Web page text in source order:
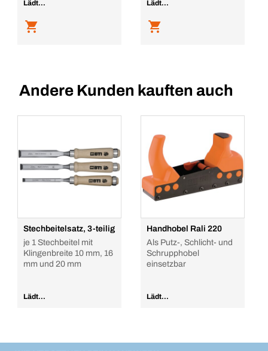
Lädt... Lädt...
Andere Kunden kauften auch
Stechbeitelsatz, 3-teilig
je 1 Stechbeitel mit
Klingenbreite 10 mm, 16
mm und 20 mm
Lädt...
Handhobel Rali 220
Als Putz-, Schlicht- und
Schrupphobel
einsetzbar
Lädt...